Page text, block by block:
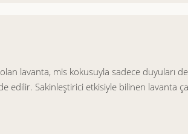
lavanta, mis kokusuyla sadece duyuları
edilir. Sakinleştirici etkisiyle bilinen lavanta